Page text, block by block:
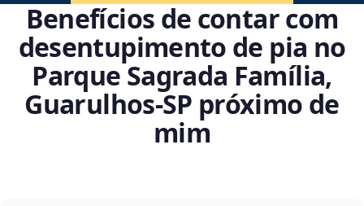
Benefícios de contar com
desentupimento de pia no
Parque Sagrada Família,
Guarulhos‑SP próximo de
mim